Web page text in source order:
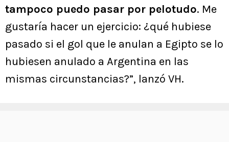
tampoco puedo pasar por pelotudo. Me
gustaría hacer un ejercicio: ¿qué hubiese
pasado si el gol que le anulan a Egipto se lo
hubiesen anulado a Argentina en las
mismas circunstancias?”, lanzó VH.